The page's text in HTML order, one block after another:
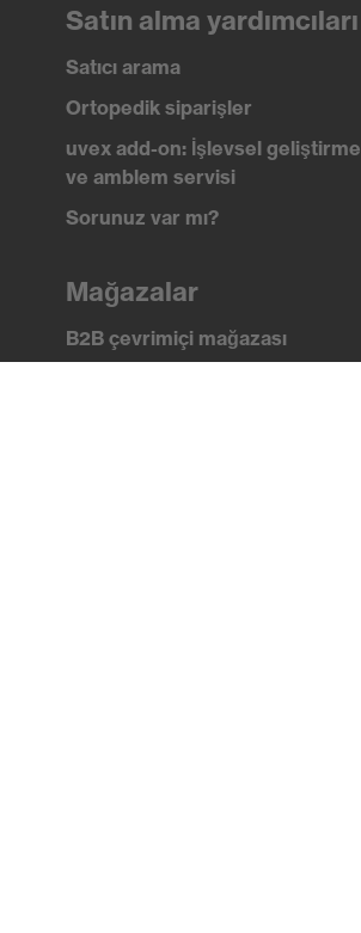
Satın alma yardımcıları
Satıcı arama
Ortopedik siparişler
uvex add-on: İşlevsel geliştirme
ve amblem servisi
Sorunuz var mı?
Mağazalar
B2B çevrimiçi mağazası